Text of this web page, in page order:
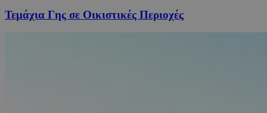
Τεμάχια Γης σε Οικιστικές Περιοχές